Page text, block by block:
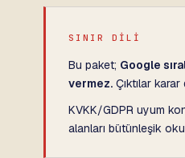
SINIR DİLİ
Bu paket; Google
vermez.Çıktılar
KVKK/GDPR uyum
alanları bütünleşik